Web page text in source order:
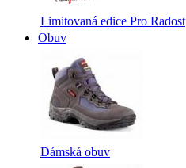
Limitovaná edice Pro Radost
Obuv
Dámská obuv